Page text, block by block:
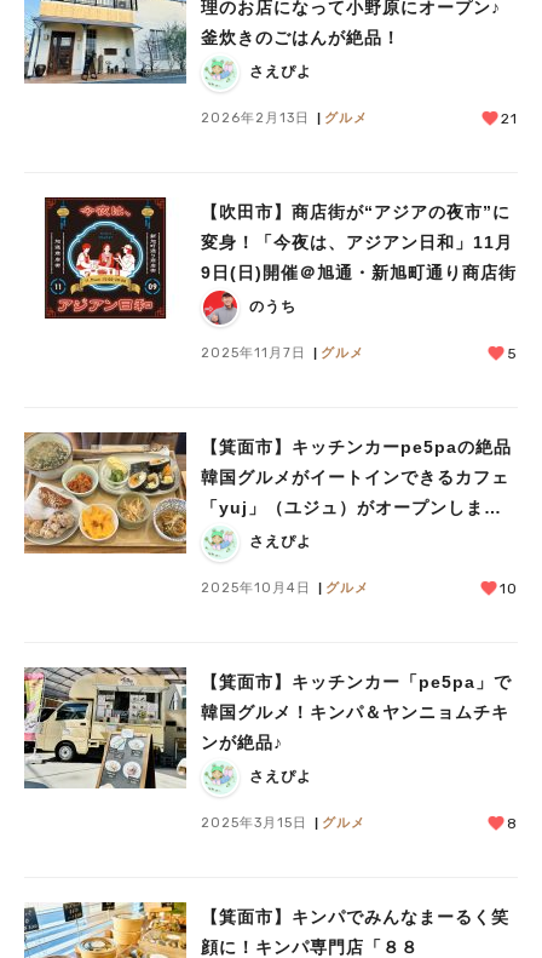
理のお店になって小野原にオープン♪
釜炊きのごはんが絶品！
さえぴよ
2026年2月13日 グルメ 21
【吹田市】商店街が“アジアの夜市”に
変身！「今夜は、アジアン日和」11月
9日(日)開催＠旭通・新旭町通り商店街
のうち
2025年11月7日 グルメ 5
【箕面市】キッチンカーpe5paの絶品
韓国グルメがイートインできるカフェ
「yuj」（ユジュ）がオープンしまし
た！
さえぴよ
2025年10月4日 グルメ 10
【箕面市】キッチンカー「pe5pa」で
韓国グルメ！キンパ＆ヤンニョムチキ
ンが絶品♪
さえぴよ
2025年3月15日 グルメ 8
【箕面市】キンパでみんなまーるく笑
顔に！キンパ専門店「８８